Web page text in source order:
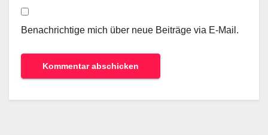
Benachrichtige mich über neue Beiträge via E-Mail.